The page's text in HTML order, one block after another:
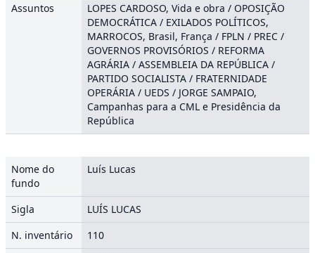
Assuntos
LOPES CARDOSO, Vida e obra / OPOSIÇÃO
DEMOCRÁTICA / EXILADOS POLÍTICOS,
MARROCOS, Brasil, França / FPLN / PREC /
GOVERNOS PROVISÓRIOS / REFORMA
AGRÁRIA / ASSEMBLEIA DA REPÚBLICA /
PARTIDO SOCIALISTA / FRATERNIDADE
OPERÁRIA / UEDS / JORGE SAMPAIO,
Campanhas para a CML e Presidência da
República
Nome do
fundo
Luís Lucas
Sigla
LUÍS LUCAS
N. inventário
110